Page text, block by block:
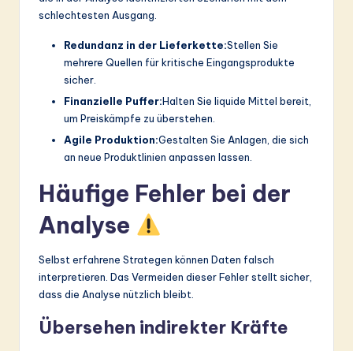
schlechtesten Ausgang.
Redundanz in der Lieferkette:Stellen Sie
mehrere Quellen für kritische Eingangsprodukte
sicher.
Finanzielle Puffer:Halten Sie liquide Mittel bereit,
um Preiskämpfe zu überstehen.
Agile Produktion:Gestalten Sie Anlagen, die sich
an neue Produktlinien anpassen lassen.
Häufige Fehler bei der
Analyse
Selbst erfahrene Strategen können Daten falsch
interpretieren. Das Vermeiden dieser Fehler stellt sicher,
dass die Analyse nützlich bleibt.
Übersehen indirekter Kräfte